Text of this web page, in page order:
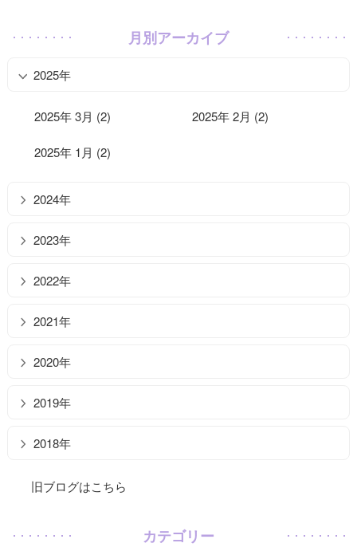
月別アーカイブ
2025年
2025年 3月 (2) 2025年 2月 (2)
2025年 1月 (2)
2024年
2023年
2022年
2021年
2020年
2019年
2018年
旧ブログはこちら
カテゴリー